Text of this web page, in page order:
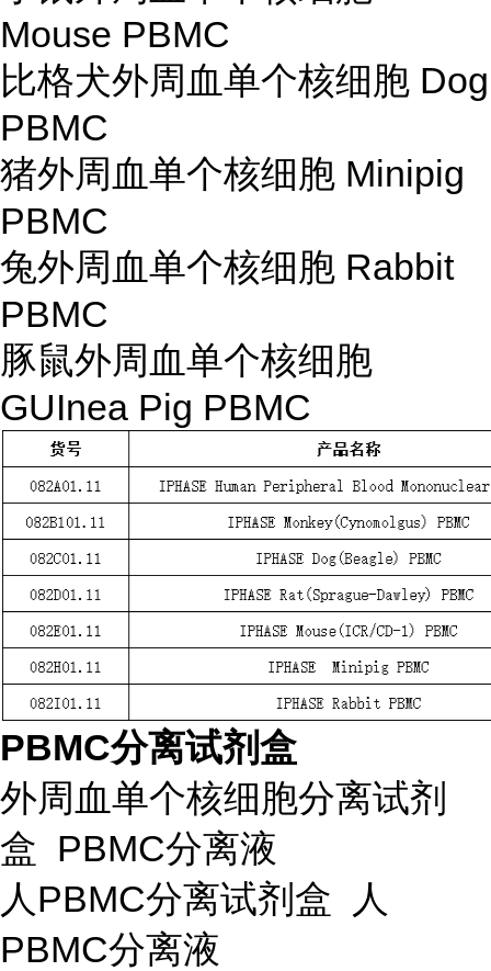
Mouse PBMC
比格犬外周血单个核细胞 Dog
PBMC
猪外周血单个核细胞 Minipig
PBMC
兔外周血单个核细胞 Rabbit
PBMC
豚鼠外周血单个核细胞
GUInea Pig PBMC
PBMC分离试剂盒
外周血单个核细胞分离试剂
盒 PBMC分离液
人PBMC分离试剂盒 人
PBMC分离液